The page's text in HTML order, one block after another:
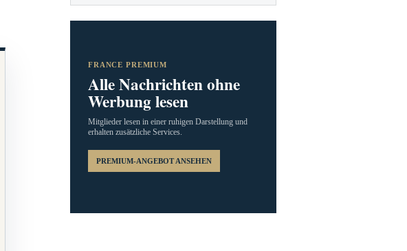
FRANCE PREMIUM
Alle Nachrichten ohne
Werbung lesen
Mitglieder lesen in einer ruhigen Darstellung und
erhalten zusätzliche Services.
PREMIUM-ANGEBOT ANSEHEN